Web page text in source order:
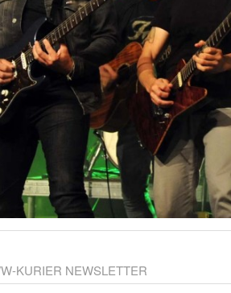
KURIER NEWSLETTER